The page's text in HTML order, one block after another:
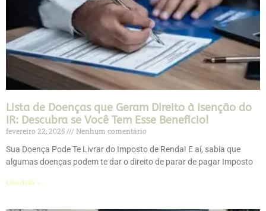
Lista de Doenças que Geram Direito à Isenção do
IR: Descubra se Você Tem Esse Benefício!
fevereiro 22, 2025
Nenhum comentário
Sua Doença Pode Te Livrar do Imposto de Renda! E aí, sabia que
algumas doenças podem te dar o direito de parar de pagar Imposto
Leia mais »